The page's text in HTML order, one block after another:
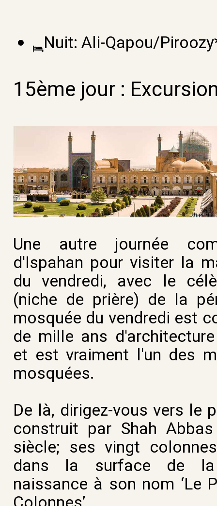
Nuit: Ali-Qapou/
15ème jour :
Une autre journée
d'Ispahan pour visiter la
du vendredi, avec le
(niche de prière) de la
mosquée du vendredi est
de mille ans
et est vraiment l'un des
mosquées.
De là, dirigez-vous vers le
construit par Shah
siècle; ses vingt
dans la surface de la
naissance à son nom ‘Le
Colonnes’.